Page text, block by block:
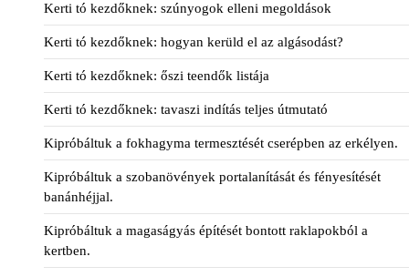
Kerti tó kezdőknek: szúnyogok elleni megoldások
Kerti tó kezdőknek: hogyan kerüld el az algásodást?
Kerti tó kezdőknek: őszi teendők listája
Kerti tó kezdőknek: tavaszi indítás teljes útmutató
Kipróbáltuk a fokhagyma termesztését cserépben az erkélyen.
Kipróbáltuk a szobanövények portalanítását és fényesítését
banánhéjjal.
Kipróbáltuk a magaságyás építését bontott raklapokból a
kertben.